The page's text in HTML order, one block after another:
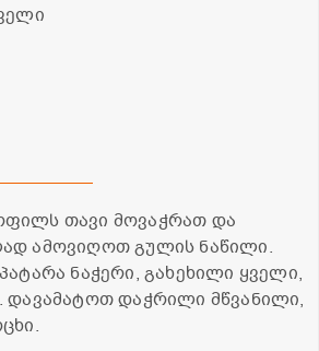
თავი მოვაჭრათ და
ამოვიღოთ გულის ნაწილი.
ნაჭერი, გახეხილი ყველი,
დავამატოთ დაჭრილი მწვანილი,